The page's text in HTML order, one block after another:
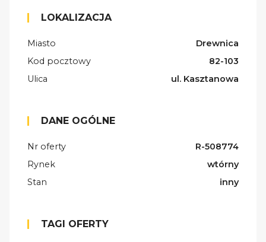
LOKALIZACJA
Miasto
Drewnica
Kod pocztowy
82-103
Ulica
ul. Kasztanowa
DANE OGÓLNE
Nr oferty
R-508774
Rynek
wtórny
Stan
inny
TAGI OFERTY